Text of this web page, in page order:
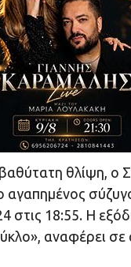
θλίψη, ο
αγαπημένος
στις 18:55. Η
αναφέρει